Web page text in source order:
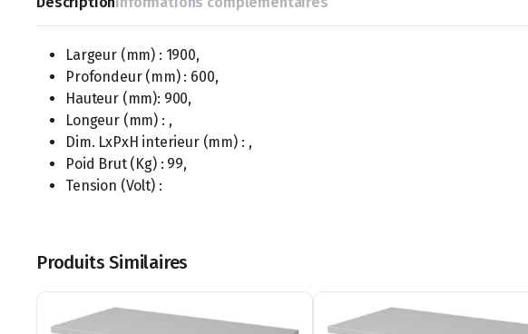
Largeur (mm) : 1900,
Profondeur (mm) : 600,
Hauteur (mm): 900,
Longeur (mm) : ,
Dim. LxPxH interieur (mm) : ,
Poid Brut (Kg) : 99,
Tension (Volt) :
Produits Similaires